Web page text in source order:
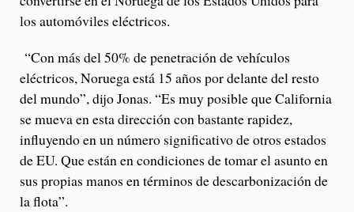
los automóviles eléctricos.
“Con más del 50% de penetración de vehículos
eléctricos, Noruega está 15 años por delante del resto
del mundo”, dijo Jonas. “Es muy posible que California
se mueva en esta dirección con bastante rapidez,
influyendo en un número significativo de otros estados
de EU. Que están en condiciones de tomar el asunto en
sus propias manos en términos de descarbonización de
la flota”.